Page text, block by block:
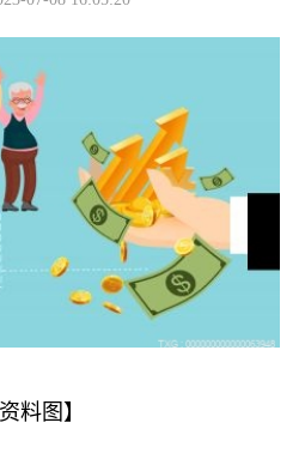
资料图】